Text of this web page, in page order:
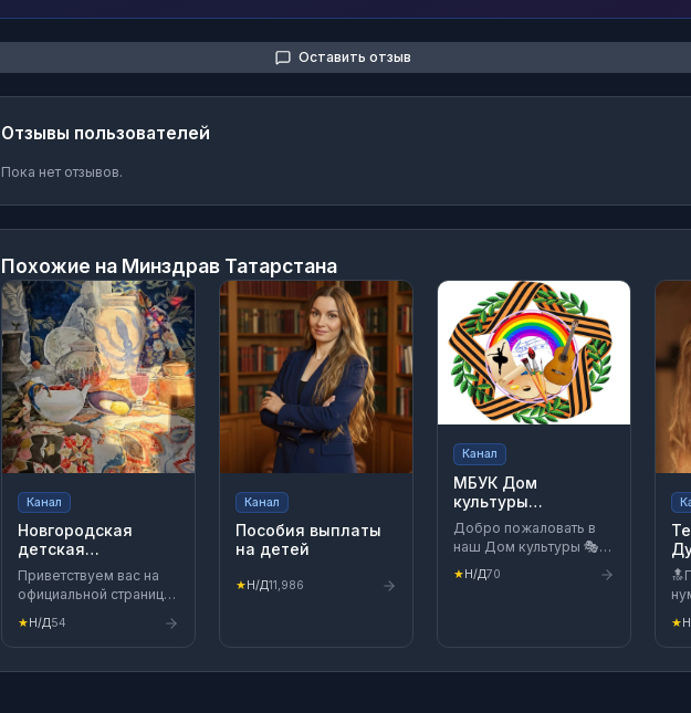
Оставить отзыв
Отзывы пользователей
Пока нет отзывов.
Похожие на Минздрав Татарстана
Канал
Новгородская
детская
художественная
школа
Приветствуем вас на
официальной странице
Новгородской детской
художественной
школы. Приглашаем
вас также в нашу
★Н/Д54
Канал
Пособия выплаты
на детей
★Н/Д11,986
Канал
МБУК Дом
культуры
"Энергетик" с.
Восток
Добро пожаловать в
наш Дом культуры 🎭 В
этом канале ты
найдешь: ✨ Афишу
★ Н/Д70
★